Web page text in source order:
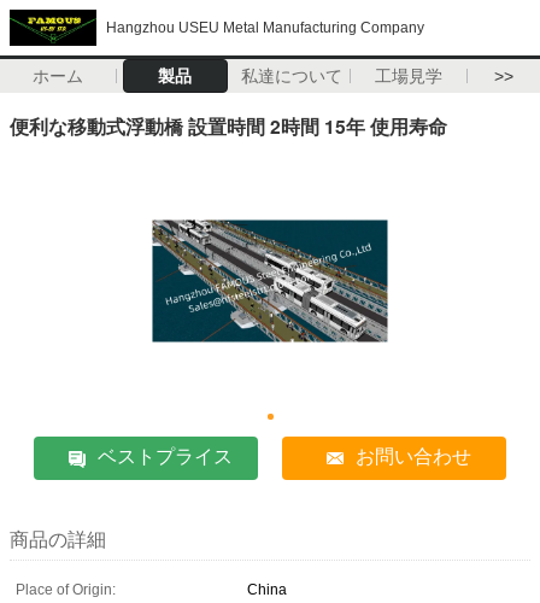
Hangzhou USEU Metal Manufacturing Company
ホーム 製品 私達について 工場見学 >>
便利な移動式浮動橋 設置時間 2時間 15年 使用寿命
ベストプライス お問い合わせ
商品の詳細
Place of Origin:
China